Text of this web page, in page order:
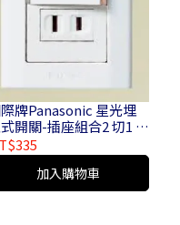
牌Panasonic 星光埋
開關-插座組合2 切1 插
開 1 插座110V
4336
加入購物車